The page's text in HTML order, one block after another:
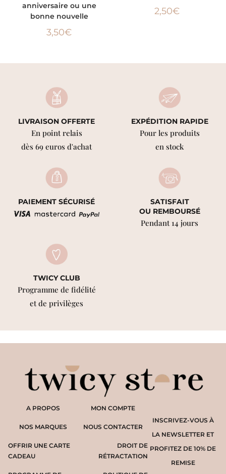
anniversaire ou une
bonne nouvelle
3,50€
2,50€
LIVRAISON OFFERTE
En point relais
dès 69 euros d'achat
EXPÉDITION RAPIDE
Pour les produits
en stock
PAIEMENT SÉCURISÉ
SATISFAIT
OU REMBOURSÉ
Pendant 14 jours
TWICY CLUB
Programme de fidélité
et de privilèges
A PROPOS
NOS MARQUES
OFFRIR UNE CARTE
CADEAU
INSCRIVEZ-VOUS À
LA NEWSLETTER ET
PROFITEZ DE 10% DE
REMISE
MON COMPTE
NOUS CONTACTER
DROIT DE
RÉTRACTATION